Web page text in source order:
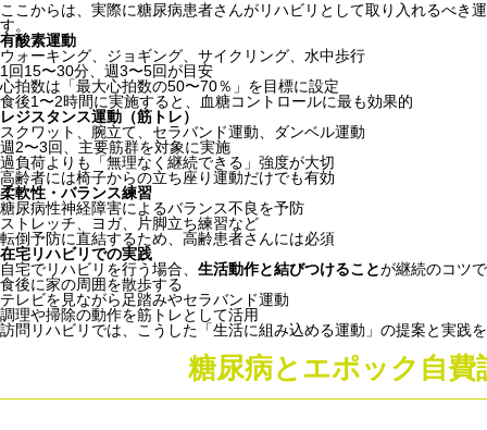
ここからは、実際に糖尿病患者さんがリハビリとして取り入れるべき
す。
有酸素運動
ウォーキング、ジョギング、サイクリング、水中歩行
1回15〜30分、週3〜5回が目安
心拍数は「最大心拍数の50〜70％」を目標に設定
食後1〜2時間に実施すると、血糖コントロールに最も効果的
レジスタンス運動（筋トレ）
スクワット、腕立て、セラバンド運動、ダンベル運動
週2〜3回、主要筋群を対象に実施
過負荷よりも「無理なく継続できる」強度が大切
高齢者には椅子からの立ち座り運動だけでも有効
柔軟性・バランス練習
糖尿病性神経障害によるバランス不良を予防
ストレッチ、ヨガ、片脚立ち練習など
転倒予防に直結するため、高齢患者さんには必須
在宅リハビリでの実践
自宅でリハビリを行う場合、 生活動作と結びつけることが継続のコツ
食後に家の周囲を散歩する
テレビを見ながら足踏みやセラバンド運動
調理や掃除の動作を筋トレとして活用
訪問リハビリでは、こうした「生活に組み込める運動」の提案と実践
糖尿病とエポック自費